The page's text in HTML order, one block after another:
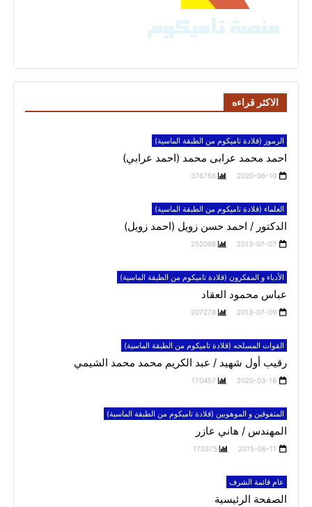
الاكثر قراءه
الرموز (قلادة تاميكوم من الطبقة الماسية)
احمد محمد عرابى محمد (احمد عرابي)
2020-06-10
376756
العلماء (قلادة تاميكوم من الطبقة الماسية)
الدكتور / احمد حسن زويل (احمد زويل)
2013-07-07
252098
الأدباء و المفكرون (قلادة تاميكوم من الطبقة الماسية)
عباس محمود العقاد
2013-07-09
207278
القوات المسلحه (قلادة تاميكوم من الطبقة الماسية)
رقيب أول شهيد / عبد الكريم محمد محمد الشيمي
2020-03-16
170457
المتفوقين و الموهوبين (قلادة تاميكوم من الطبقة الماسية)
المهندس / هاني عازر
2015-06-11
170375
عام قائمة الشرف
الصفحة الرئيسية